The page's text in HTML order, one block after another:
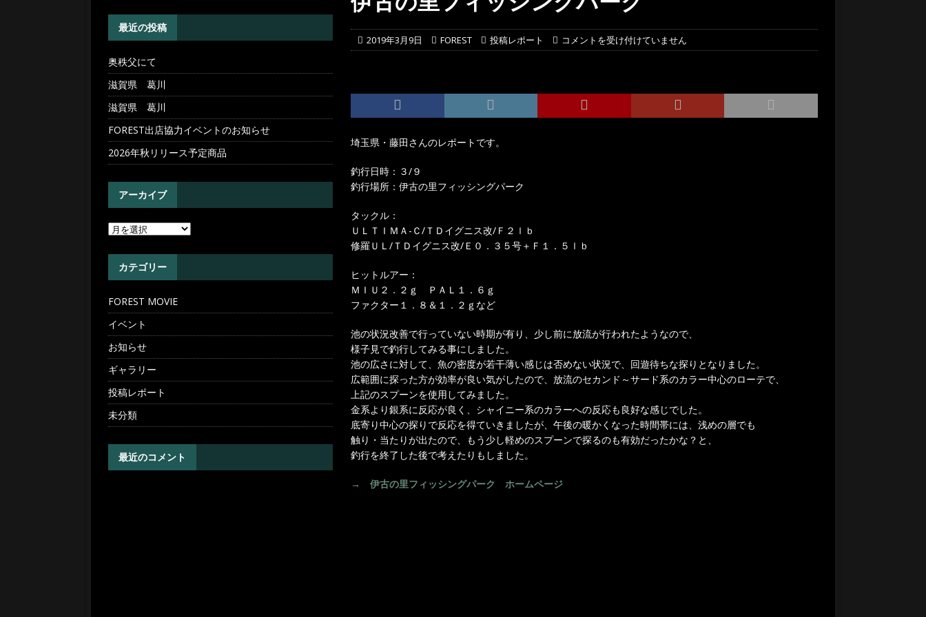
[ 2026年5月20日 ] 奥秩父にて 投稿レポート
2019年3月9日 FOREST 投稿レポート コメントを受け付けていません
埼玉県・藤田さんのレポートです。
釣行日時：３/９
釣行場所：伊古の里フィッシングパーク
タックル：
ＵＬＴＩＭＡ-Ｃ/ＴＤイグニス改/Ｆ２ｌｂ
修羅ＵＬ/ＴＤイグニス改/Ｅ０．３５号＋Ｆ１．５ｌｂ
ヒットルアー：
ＭＩＵ２．２ｇ ＰＡＬ１．６ｇ
ファクター１．８＆１．２ｇなど
池の状況改善で行っていない時期が有り、少し前に放流が行われたようなので、
様子見で釣行してみる事にしました。
池の広さに対して、魚の密度が若干薄い感じは否めない状況で、回遊待ちな探りとなりました。
広範囲に探った方が効率が良い気がしたので、放流のセカンド～サード系のカラー中心のローテで、
上記のスプーンを使用してみました。
金系より銀系に反応が良く、シャイニー系のカラーへの反応も良好な感じでした。
底寄り中心の探りで反応を得ていきましたが、午後の暖かくなった時間帯には、浅めの層でも
触り・当たりが出たので、もう少し軽めのスプーンで探るのも有効だったかな？と、
釣行を終了した後で考えたりもしました。
→ 伊古の里フィッシングパーク ホームページ
最近の投稿
奥秩父にて
滋賀県 葛川
滋賀県 葛川
FOREST出店協力イベントのお知らせ
2026年秋リリース予定商品
アーカイブ
カテゴリー
FOREST MOVIE
イベント
お知らせ
ギャラリー
投稿レポート
未分類
最近のコメント